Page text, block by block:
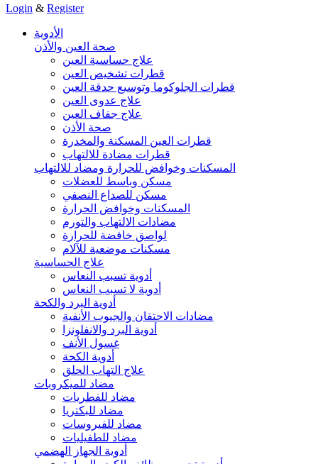
Login & Register
الأدوية
صحة العين والأذن
علاج حساسية العين
قطرات تشخيص العين
قطرات الجلوكوما وتوسيع حدقة العين
علاج عدوى العين
علاج جفاف العين
صحة الأذن
قطرات العين المسكنة والمخدرة
قطرات مضادة للالتهاب
المسكنات وخوافض للحرارة ومضاد للالتهاب
مسكن وباسط للعضلات
مسكن للصداع النصفي
المسكنات وخوافض الحرارة
مضادات الالتهاب والتورم
لواصق خافضة للحرارة
مسكنات موضعية للآلام
علاج الحساسية
أدوية تسبب النعاس
أدوية لا تسبب النعاس
أدوية البرد والكحة
مضادات الاحتقان والجيوب الأنفية
أدوية البرد والانفلونزا
غسول الأنف
أدوية الكحة
علاج التهاب الحلق
مضاد للميكروبات
مضاد للفطريات
مضاد للبكتريا
مضاد للفيروسات
مضاد للطفيليات
أدوية الجهاز الهضمي